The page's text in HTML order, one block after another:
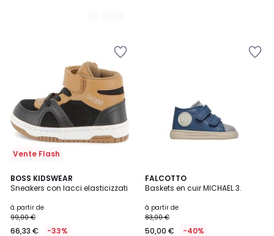
Vente Flash
BOSS KIDSWEAR
Sneakers con lacci elasticizzati
à partir de
99,00 €
66,33 € -33%
FALCOTTO
Baskets en cuir MICHAEL 3.
à partir de
83,00 €
50,00 € -40%
3
Couleurs